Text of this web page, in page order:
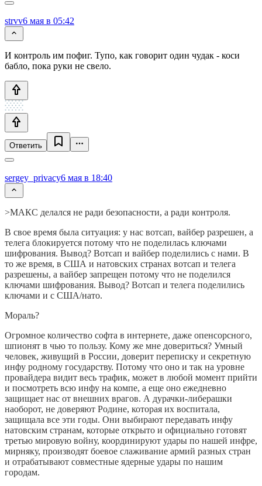
strvv6 мая в 05:42
И контроль им пофиг. Тупо, как говорит один чудак - коси
бабло, пока руки не свело.
Ответить
sergey_privacy6 мая в 18:40
>МАКС делался не ради безопасности, а ради контроля.
В свое время была ситуация: у нас вотсап, вайбер разрешен, а
телега блокируется потому что не поделилась ключами
шифрования. Вывод? Вотсап и вайбер поделились с нами. В
то же время, в США и натовских странах вотсап и телега
разрешены, а вайбер запрещен потому что не поделился
ключами шифрования. Вывод? Вотсап и телега поделились
ключами и с США/нато.
Мораль?
Огромное количество софта в интернете, даже опенсорсного,
шпионят в чью то пользу. Кому же мне довериться? Умный
человек, живущий в России, доверит переписку и секретную
инфу родному государству. Потому что оно и так на уровне
провайдера видит весь трафик, может в любой момент прийти
и посмотреть всю инфу на компе, а еще оно ежедневно
защищает нас от внешних врагов. А дурачки-либерашки
наоборот, не доверяют Родине, которая их воспитала,
защищала все эти годы. Они выбирают передавать инфу
натовским странам, которые открыто и официально готовят
третью мировую войну, координируют удары по нашей инфре,
мирняку, производят боевое слаживание армий разных стран
и отрабатывают совместные ядерные удары по нашим
городам.